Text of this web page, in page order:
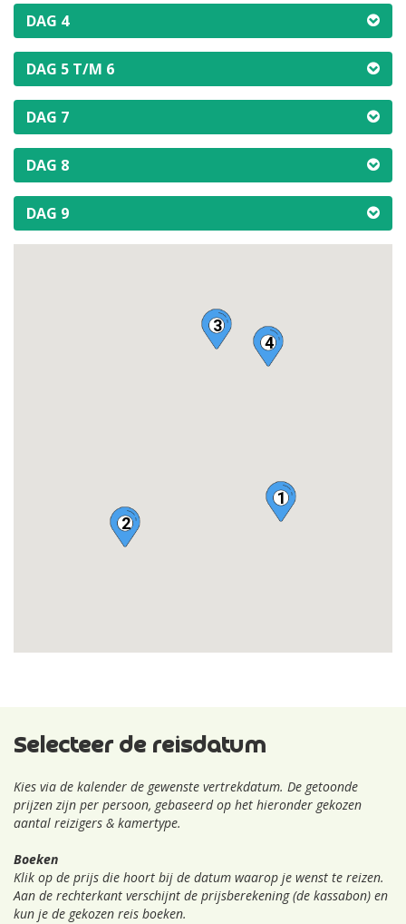
DAG 4
DAG 5 T/M 6
DAG 7
DAG 8
DAG 9
1
2
3
4
Selecteer de reisdatum
Kies via de kalender de gewenste vertrekdatum. De getoonde
prijzen zijn per persoon, gebaseerd op het hieronder gekozen
aantal reizigers & kamertype.
Boeken
Klik op de prijs die hoort bij de datum waarop je wenst te reizen.
Aan de rechterkant verschijnt de prijsberekening (de kassabon) en
kun je de gekozen reis boeken.